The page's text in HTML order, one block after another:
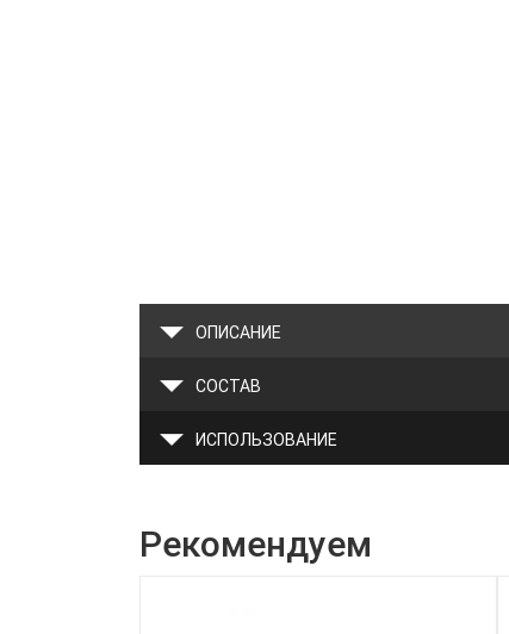
ОПИСАНИЕ
СОСТАВ
ИСПОЛЬЗОВАНИЕ
Рекомендуем